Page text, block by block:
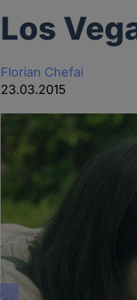
Los
Florian Chefai
23.03.2015